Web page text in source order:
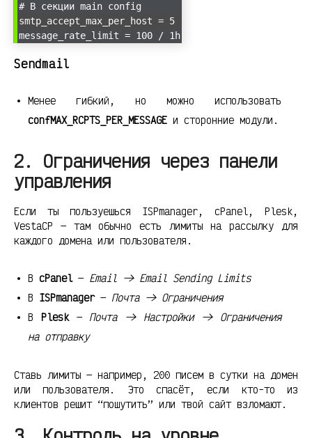
# В секции main config
smtp_accept_max_per_host = 5
message_rate_limit = 100 / 1h
Sendmail
Менее гибкий, но можно использовать
confMAX_RCPTS_PER_MESSAGE и сторонние модули.
2. Ограничения через панели
управления
Если ты пользуешься ISPmanager, cPanel, Plesk,
VestaCP — там обычно есть лимиты на рассылку для
каждого домена или пользователя.
В cPanel— Email -> Email Sending Limits
В ISPmanager— Почта -> Ограничения
В Plesk— Почта -> Настройки -> Ограничения
на отправку
Ставь лимиты — например, 200 писем в сутки на домен
или пользователя. Это спасёт, если кто-то из
клиентов решит “пошутить” или твой сайт взломают.